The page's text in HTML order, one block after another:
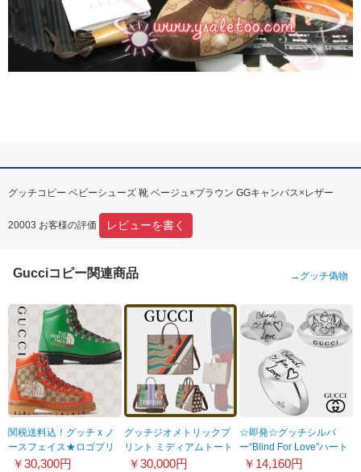
グッチコピー ベビーシューズ 靴 ベージュ×ブラウン GGキャンバス×レザー
20003 お客様の評価 レビューを書く
Gucciコピー関連商品 → グッチ偽物
関税送料込！グッチ x ノ
ースフェイス★ロゴプリ
ント ブーツ
￥30,300円
グッチジオメトリックプ
リント ミディアムトート
バッグ
￥30,000円
☆即発☆グッチシルバ
ー“Blind For Love”ハート
リング YBC499937001
￥14,160円